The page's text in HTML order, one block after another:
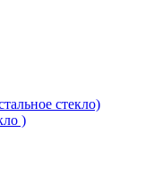
стекло)
)